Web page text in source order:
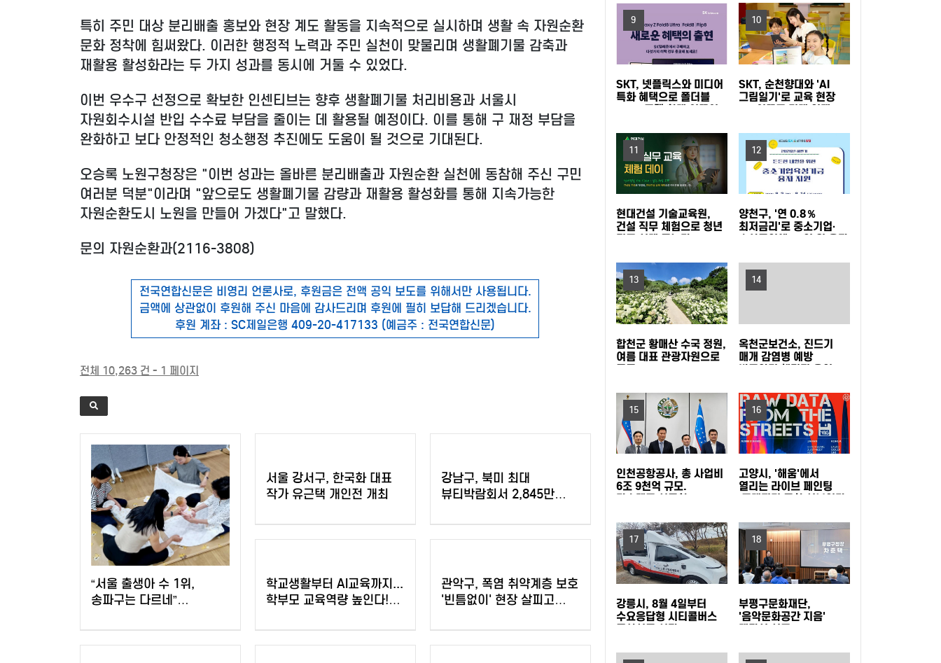
특히 주민 대상 분리배출 홍보와 현장 계도 활동을 지속적으로 실시하며 생활 속 자원순환
문화 정착에 힘써왔다. 이러한 행정적 노력과 주민 실천이 맞물리며 생활폐기물 감축과
재활용 활성화라는 두 가지 성과를 동시에 거둘 수 있었다.
이번 우수구 선정으로 확보한 인센티브는 향후 생활폐기물 처리비용과 서울시
자원회수시설 반입 수수료 부담을 줄이는 데 활용될 예정이다. 이를 통해 구 재정 부담을
완화하고 보다 안정적인 청소행정 추진에도 도움이 될 것으로 기대된다.
오승록 노원구청장은 "이번 성과는 올바른 분리배출과 자원순환 실천에 동참해 주신 구민
여러분 덕분"이라며 "앞으로도 생활폐기물 감량과 재활용 활성화를 통해 지속가능한
자원순환도시 노원을 만들어 가겠다"고 말했다.
문의 자원순환과(2116-3808)
전국연합신문은 비영리 언론사로, 후원금은 전액 공익 보도를 위해서만 사용됩니다.
금액에 상관없이 후원해 주신 마음에 감사드리며 후원에 필히 보답해 드리겠습니다.
후원 계좌 : SC제일은행 409-20-417133 (예금주 : 전국연합신문)
전체 10,263 건 - 1 페이지
“서울 출생아 수 1위,
송파구는 다르네”
육아교실 연다!
서울 강서구, 한국화 대표
작가 유근택 개인전 개최
강남구, 북미 최대
뷰티박람회서 2,845만
학교생활부터 AI교육까지...
학부모 교육역량 높인다!
노원교육협력특화지구
학부모 아카데미 개최
관악구, 폭염 취약계층 보호
'빈틈없이' 현장 살피고
부산 사상구, 여름휴가철 청소년 유해환경 합동
점검·단속 실시
광명시, 업사이클·친환경 창업기업 키운다…우수
팀에 총 3천만 원 지원
낮에는 시원한 스파이크·밤에는 드론쇼…부산 수
똑！안부꾸러미' 지원
시흥시, 청년이 직접 점검하는 청년정책 모니터
링 본격 추진
이재준 수원특례시장, 'K-브랜드 지수' 경기도 지
자체장 부문 1위
성남 청소년 교향악 페스티벌 10차례 개최…
1480명 음악가 무대
포천동 유관 단체, 지역 주민 위한 생수 나눔과 살
수차 운영
남양주시, 퇴계원5구역 재개발정비사업 주민설
중점검
'오르GO 함양', '마루＆올라'와 함께하는 쿨썸머
이벤트 진행
“서울 출생아 수 1위, 송파구는 다르네” 결혼이민
자 부부 맞춤 육아교실 연다!
서울 강서구, 한국화 대표 작가 유근택 개인전 개
최
강남구, 북미 최대 뷰티박람회서 2,845만 달러
인다! 노원구, 2026 노원교육협력특화지구 학부
모 아카데미 개최
관악구, 폭염 취약계층 보호 '빈틈없이' 현장 살피
고 지원 넓힌다
은평구, 중장년 온라인 창업 돕는 '다시ON 창업
스쿨' 참여자 모집
강동구, 주민 손으로 내년 사업 고른다… 주민참
9
SKT, 넷플릭스와 미디어
특화 혜택으로 폴더블
2040 고객 확대 이끌어
10
SKT, 순천향대와 'AI
그림일기'로 교육 현장
AX 이끌고 미래 인재
11
현대건설 기술교육원,
건설 직무 체험으로 청년
진로 설계 돕는다
12
양천구, '연 0.8％
최저금리'로 중소기업·
소상공인에 20억 원 융자
13
합천군 황매산 수국 정원,
여름 대표 관광자원으로
주목
14
옥천군보건소, 진드기
매개 감염병 예방
바로알기 챌린지 운영
15
인천공항공사, 총 사업비
6조 9천억 규모.
타슈켄트 신공항
16
고양시, '해움'에서
열리는 라이브 페인팅
'그래피티 문화 선보인다'
17
강릉시, 8월 4일부터
수요응답형 시티콜버스
무상실증 시작
18
부평구문화재단,
'음악문화공간 지음'
개관식 성료